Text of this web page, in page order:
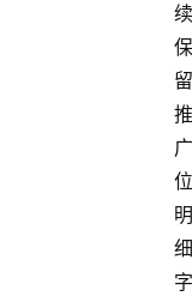
续
保
留
推
广
位
明
细
字